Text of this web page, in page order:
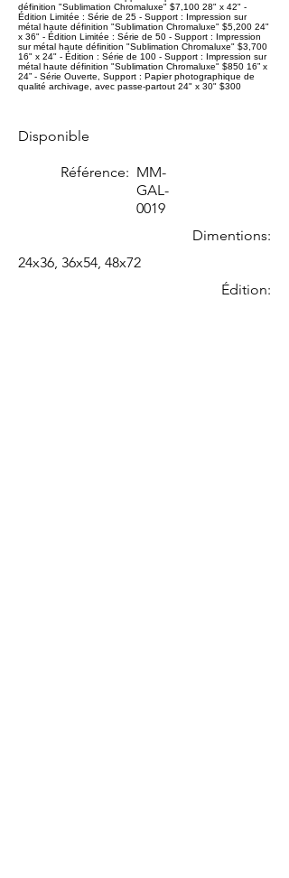
définition "Sublimation Chromaluxe" $7,100 28" x 42" -
Édition Limitée : Série de 25 - Support : Impression sur
métal haute définition "Sublimation Chromaluxe" $5,200 24"
x 36" - Édition Limitée : Série de 50 - Support : Impression
sur métal haute définition "Sublimation Chromaluxe" $3,700
16" x 24" - Édition : Série de 100 - Support : Impression sur
métal haute définition "Sublimation Chromaluxe" $850 16” x
24” - Série Ouverte, Support : Papier photographique de
qualité archivage, avec passe-partout 24" x 30" $300
Disponible
Référence: MM-
GAL-
0019
Dimentions:
24x36, 36x54, 48x72
Édition: